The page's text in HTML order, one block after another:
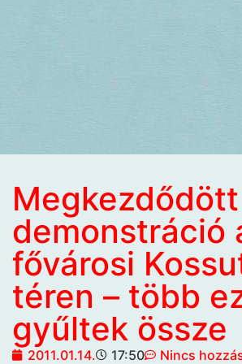
demonstráció
fővárosi
téren – több
gyűltek össze
2011.01.14. 17:50
Nincs